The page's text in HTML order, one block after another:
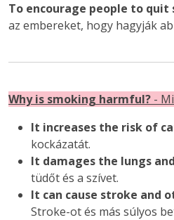
To encourage people to quit
az embereket, hogy hagyják
Why is smoking harmful? -
It increases the risk of
kockázatát.
It damages the lungs
tüdőt és a szívet.
It can cause stroke and
Stroke-ot és más súlyos